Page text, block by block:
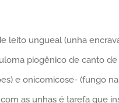
leito ungueal (unha
piogênico de canto
e onicomicose- (fungo
as unhas é tarefa que